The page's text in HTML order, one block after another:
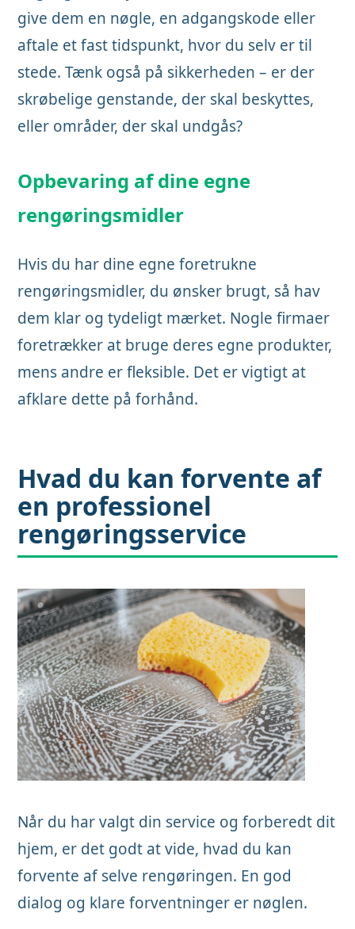
give dem en nøgle, en adgangskode eller
aftale et fast tidspunkt, hvor du selv er til
stede. Tænk også på sikkerheden – er der
skrøbelige genstande, der skal beskyttes,
eller områder, der skal undgås?
Opbevaring af dine egne
rengøringsmidler
Hvis du har dine egne foretrukne
rengøringsmidler, du ønsker brugt, så hav
dem klar og tydeligt mærket. Nogle firmaer
foretrækker at bruge deres egne produkter,
mens andre er fleksible. Det er vigtigt at
afklare dette på forhånd.
Hvad du kan forvente af
en professionel
rengøringsservice
Når du har valgt din service og forberedt dit
hjem, er det godt at vide, hvad du kan
forvente af selve rengøringen. En god
dialog og klare forventninger er nøglen.